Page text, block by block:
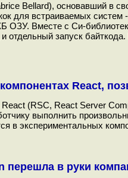
Bellard), основавший в
для встраиваемых
ОЗУ. Вместе с Си-
запуск
React,
(RSC, React Server
выполнить
в экспериментальных
перешла в руки